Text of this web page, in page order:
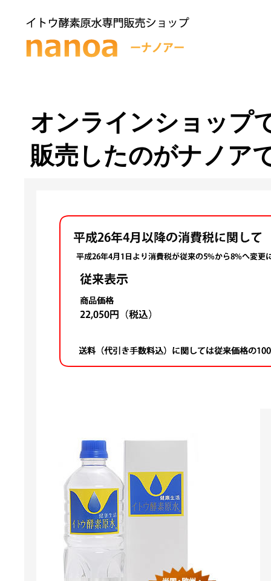
オンラインショップ
販売したのがナノア